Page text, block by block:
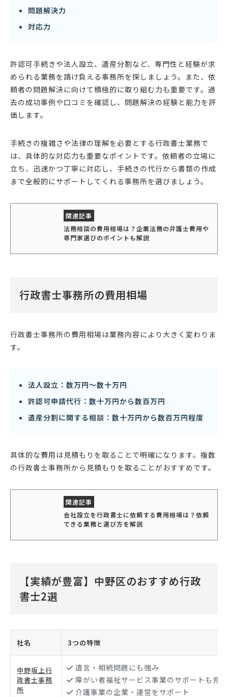
問題解決力
対応力
許認可手続きや法人設立、遺産分割など、専門性と経験が求
められる業務を請け負える事務所を探しましょう。また、依
頼者の問題解決に向けて積極的に取り組む力も重要です。過
去の成功事例や口コミを確認し、問題解決の経験と能力を評
価します。
手続きの複雑さや法律の理解を必要とする行政書士業務で
は、具体的な対応力も重要なポイントです。依頼者の立場に
立ち、迅速かつ丁寧に対応し、手続きの代行から書類の作成
まで全般的にサポートしてくれる事務所を選びましょう。
法務相談の費用相場は？企業法務の弁護士費用や
専門家選びのポイントも解説
行政書士事務所の費用相場
行政書士事務所の費用相場は業務内容により大きく変わりま
す。
法人設立：数万円〜数十万円
許認可申請代行：数十万円から数百万円
遺産分割に関する相談：数十万円から数百万円程度
具体的な費用は見積もりを取ることで明確になります。複数
の行政書士事務所から見積もりを取ることがおすすめです。
会社設立を行政書士に依頼する費用相場は？依頼
できる業務と選び方を解説
【実績が豊富】中野区のおすすめ行政
書士2選
社名 3つの特徴
中野坂上行
政書士事務
所
遺言・相続問題にも強み
障がい者福祉サービス事業のサポートも充実
介護事業の企業・運営をサポート